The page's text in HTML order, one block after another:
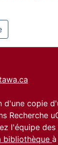
d'une copie
Recherche
l'équipe des
bibliothèque